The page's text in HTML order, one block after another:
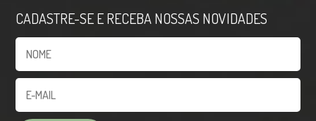
CADASTRE-SE E RECEBA NOSSAS NOVIDADES